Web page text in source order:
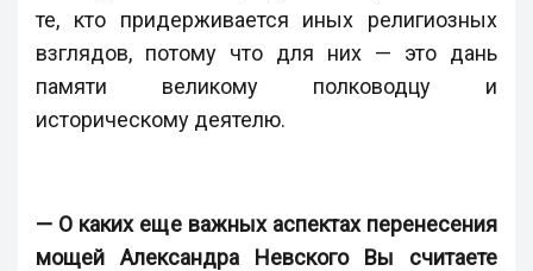
те, кто придерживается иных религиозных
взглядов, потому что для них — это дань
памяти великому полководцу и
историческому деятелю.
— О каких еще важных аспектах перенесения
мощей Александра Невского Вы считаете